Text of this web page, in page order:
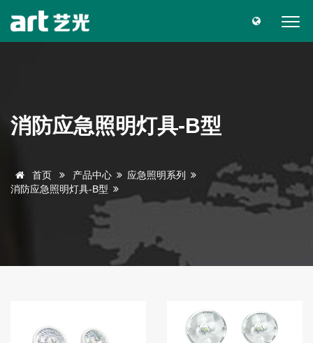
消防应急照明灯具-B型
首页 产品中心
应急照明系列
消防应急照明灯具-B型